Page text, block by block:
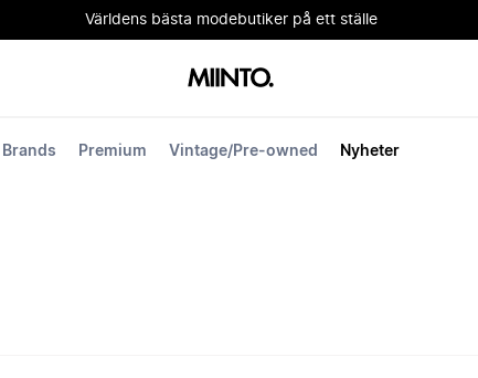
Världens bästa modebutiker på ett ställe
Brands Premium Vintage/Pre-owned Nyheter